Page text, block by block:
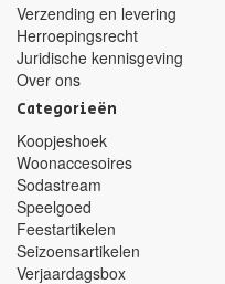
Verzending en levering
Herroepingsrecht
Juridische kennisgeving
Over ons
Categorieën
Koopjeshoek
Woonaccesoires
Sodastream
Speelgoed
Feestartikelen
Seizoensartikelen
Verjaardagsbox